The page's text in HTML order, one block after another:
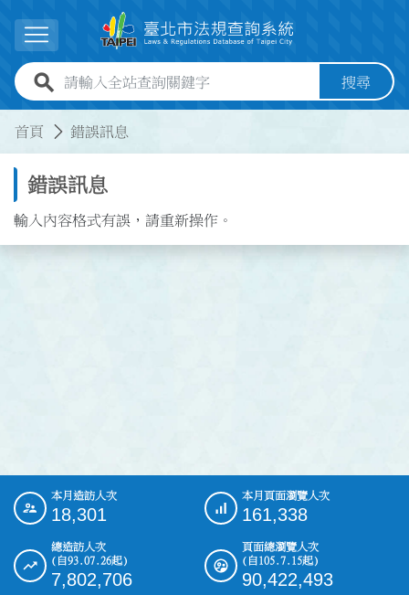
展開選單
全站查詢關鍵字欄位 搜尋
首頁 錯誤訊息
錯誤訊息
輸入內容格式有誤，請重新操作。
::: 本月造訪人次
18,301
本月頁面瀏覽人次
161,338
總造訪人次
(自93.07.26起)
7,802,706
頁面總瀏覽人次
(自105.7.15起)
90,422,493